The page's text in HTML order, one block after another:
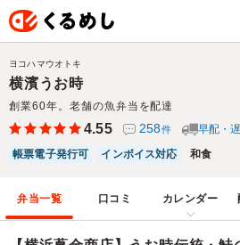
横濱うお時
創業60年。老舗の魚弁当を配達
ヨコハマウオトキ
4.55 258件 早配・
帳票電子発行可
インボイス対応 和食
弁当一覧 口コミ カレンダー